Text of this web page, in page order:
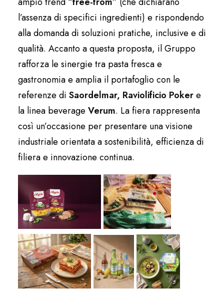
l’assenza di specifici ingredienti) e rispondendo
alla domanda di soluzioni pratiche, inclusive e di
qualità. Accanto a questa proposta, il Gruppo
rafforza le sinergie tra pasta fresca e
gastronomia e amplia il portafoglio con le
referenze di Saordelmar, Raviolificio Pokere
la linea beverage Verum. La fiera rappresenta
così un’occasione per presentare una visione
industriale orientata a sostenibilità, efficienza di
filiera e innovazione continua.